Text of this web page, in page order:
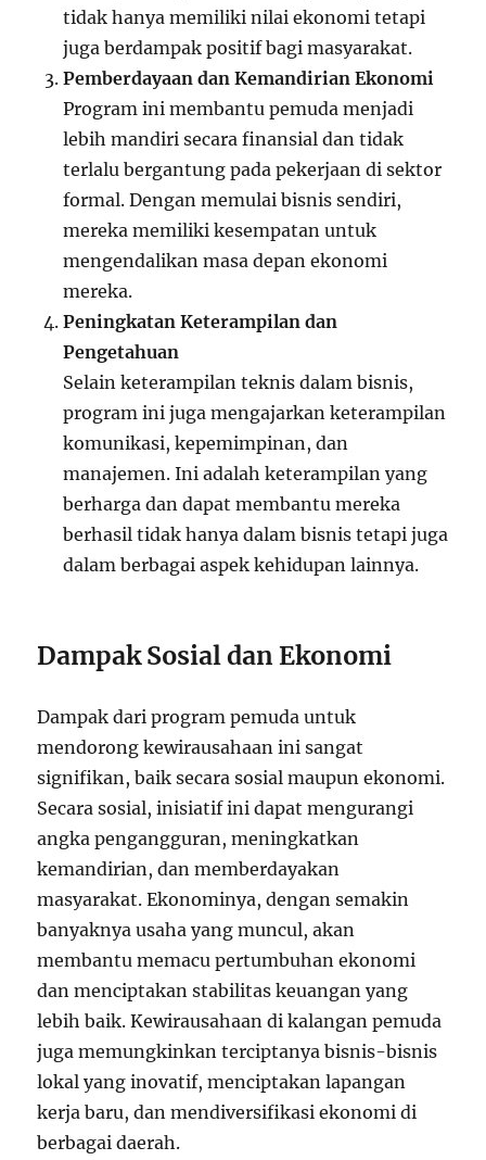
tidak hanya memiliki nilai ekonomi tetapi
juga berdampak positif bagi masyarakat.
Pemberdayaan dan Kemandirian Ekonomi
Program ini membantu pemuda menjadi
lebih mandiri secara finansial dan tidak
terlalu bergantung pada pekerjaan di sektor
formal. Dengan memulai bisnis sendiri,
mereka memiliki kesempatan untuk
mengendalikan masa depan ekonomi
mereka.
Peningkatan Keterampilan dan
Pengetahuan
Selain keterampilan teknis dalam bisnis,
program ini juga mengajarkan keterampilan
komunikasi, kepemimpinan, dan
manajemen. Ini adalah keterampilan yang
berharga dan dapat membantu mereka
berhasil tidak hanya dalam bisnis tetapi juga
dalam berbagai aspek kehidupan lainnya.
Dampak Sosial dan Ekonomi
Dampak dari program pemuda untuk
mendorong kewirausahaan ini sangat
signifikan, baik secara sosial maupun ekonomi.
Secara sosial, inisiatif ini dapat mengurangi
angka pengangguran, meningkatkan
kemandirian, dan memberdayakan
masyarakat. Ekonominya, dengan semakin
banyaknya usaha yang muncul, akan
membantu memacu pertumbuhan ekonomi
dan menciptakan stabilitas keuangan yang
lebih baik. Kewirausahaan di kalangan pemuda
juga memungkinkan terciptanya bisnis-bisnis
lokal yang inovatif, menciptakan lapangan
kerja baru, dan mendiversifikasi ekonomi di
berbagai daerah.